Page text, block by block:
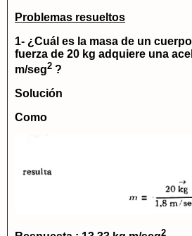
Problemas resueltos
1- ¿Cuál es la masa de un
fuerza de 20 kg adquiere una
m/seg2 ?
Solución
Como
2